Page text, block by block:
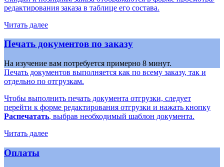
редактирования заказа в таблице его состава.
Читать далее
Печать документов по заказу
На изучение вам потребуется примерно 8 минут.
Печать документов выполняется как по всему заказу, так и
отдельно по отгрузкам.
Чтобы выполнить печать документа отгрузки, следует
перейти к форме редактирования отгрузки и нажать кнопку
Распечатать, выбрав необходимый шаблон документа.
Читать далее
Оплаты